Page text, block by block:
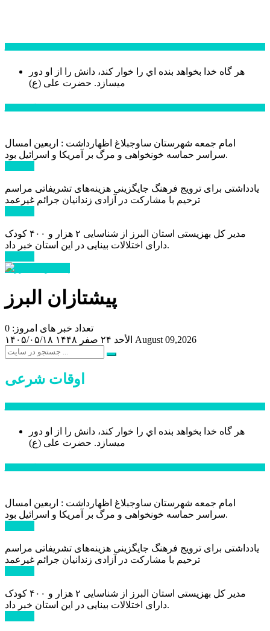
هر گاه خدا بخواهد بنده اي را خوار كند، دانش را از او دور
میسازد. حضرت علی (ع)
امام جمعه شهرستان ساوجبلاغ اظهارداشت : اربعین امسال
سراسر حماسه خونخواهی و مرگ بر آمریکا و اسرائیل بود.
یادداشتی برای ترویج فرهنگ جایگزینی هزینه‌های تشریفاتی مراسم
ترحیم با مشارکت در آزادی زندانیان جرائم غیرعمد
مدیر کل بهزیستی استان البرز از شناسایی ۲ هزار و ۴۰۰ کودک
دارای اختلالات بینایی در این استان خبر داد.
پیشتازان البرز
تعداد خبر های امروز: 0
۱۴۰۵/۰۵/۱۸
الأحد ۲۴ صفر ۱۴۴۸ August 09,2026
اوقات شرعی
هر گاه خدا بخواهد بنده اي را خوار كند، دانش را از او دور
میسازد. حضرت علی (ع)
امام جمعه شهرستان ساوجبلاغ اظهارداشت : اربعین امسال
سراسر حماسه خونخواهی و مرگ بر آمریکا و اسرائیل بود.
یادداشتی برای ترویج فرهنگ جایگزینی هزینه‌های تشریفاتی مراسم
ترحیم با مشارکت در آزادی زندانیان جرائم غیرعمد
مدیر کل بهزیستی استان البرز از شناسایی ۲ هزار و ۴۰۰ کودک
دارای اختلالات بینایی در این استان خبر داد.